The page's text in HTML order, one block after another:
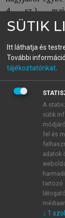
4. sz.),
orvostudomány
egyes
nagyot
személete és
nedvkórtani
azonban csak az
Hellászban
javasemberek
kultúrákban,
ugyanúgy a
akár a
kialakult,
Aszklépiosz
szigetén az
tudomány,
SÜTIK
Itt láthatja és
További
tájékoztatónkat
A
sütik
fel és
adatok
tartozó
↓ 1